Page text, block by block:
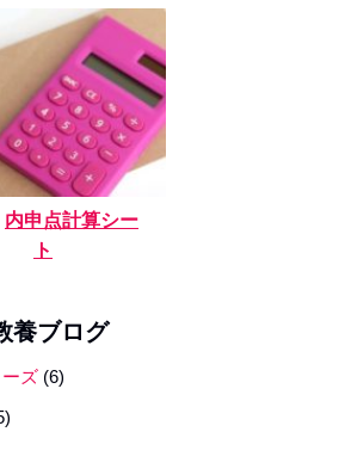
内申点計算シー
ト
養ブログ
ズ (6)